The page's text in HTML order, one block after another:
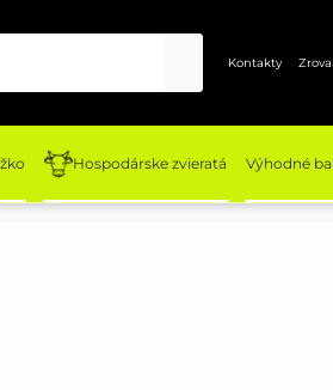
Kontakty
Hospodárske zvieratá Výhodné